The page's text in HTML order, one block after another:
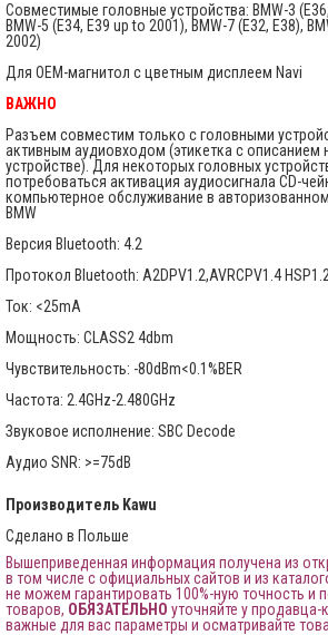
Совместимые головные устройства: BMW-3
BMW-5 (E34, E39 up to 2001), BMW-7 (E32, E38),
2002)
Для OEM-магнитол с цветным дисплеем Navi
ВАЖНО
Разъем совместим только с головными
активным аудиовходом (этикетка с описанием
устройстве). Для некоторых головных
потребоваться активация аудиосигнала CD-
компьютерное обслуживание в
BMW
Версия Bluetooth: 4.2
Протокол Bluetooth: A2DPV1.2,AVRCPV1.4
Ток: <25mA
Мощность: CLASS2 4dbm
Чувствительность: -80dBm<0.1%BER
Частота: 2.4GHz-2.480GHz
Звуковое исполнение: SBC Decode
Аудио SNR: >=75dB
Производитель Kawu
Сделано в Польше
Вышеприведенная информация получена из
в том числе с официальных сайтов и из
не можем гарантировать 100%-ную точность и
товаров, ОБЯЗАТЕЛЬНО уточняйте у продавца-
важные для вас параметры и осматривайте